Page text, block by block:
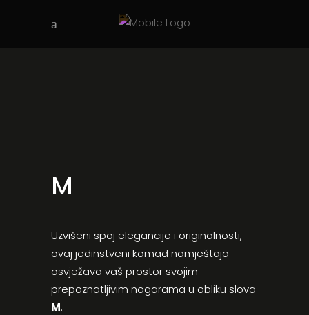
M
Uzvišeni spoj elegancije i originalnosti,
ovaj jedinstveni komad namještaja
osvježava vaš prostor svojim
prepoznatljivim nogarama u obliku slova
M.